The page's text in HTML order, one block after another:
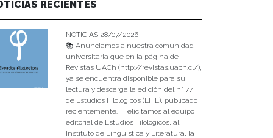
RECIENTES
NOTICIAS 28/07/2026
📚 Anunciamos a nuestra comunidad
universitaria que en la página de
Revistas UACh (http://revistas.uach.cl/),
ya se encuentra disponible para su
lectura y descarga la edición del n° 77
de Estudios Filológicos (EFIL), publicado
recientemente. Felicitamos al equipo
editorial de Estudios Filológicos, al
Instituto de Lingüística y Literatura, la